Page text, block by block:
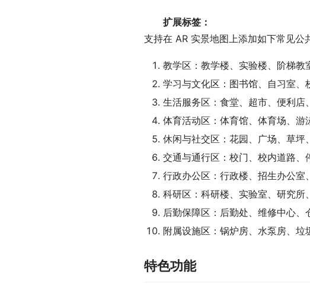
扩展标签：
支持在 AR 实景地图上添加如下常见公
教学区：教学楼、实验楼、阶梯教
学习与文化区：图书馆、自习室、
生活服务区：食堂、超市、便利店
体育活动区：体育馆、体育场、游
休闲与社交区：花园、广场、草坪
交通与通行区：校门、校内道路、
行政办公区：行政楼、招生办公室
科研区：科研楼、实验室、研究所
后勤保障区：后勤处、维修中心、
附属设施区：锅炉房、水泵房、垃
特色功能